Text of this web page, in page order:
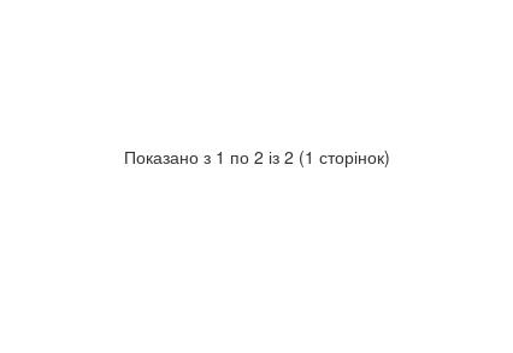
Показано з 1 по 2 із 2 (1 сторінок)